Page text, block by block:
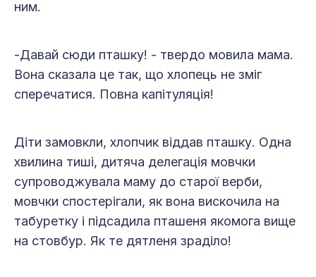
ним.
-Давай сюди пташку! - твердо мовила мама.
Вона сказала це так, що хлопець не зміг
сперечатися. Повна капітуляція!
Діти замовкли, хлопчик віддав пташку. Одна
хвилина тиші, дитяча делегація мовчки
супроводжувала маму до старої верби,
мовчки спостерігали, як вона вискочила на
табуретку і підсадила пташеня якомога вище
на стовбур. Як те дятленя зраділо!